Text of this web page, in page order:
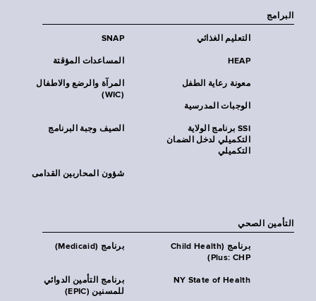
البرامج
SNAP التعليم الغذائي
المساعدات المؤقتة HEAP
المرآة والرضع والاطفال
(WIC)
معونة رعاية الطفل
الوجبات المدرسية
الصيف وجبة البرنامج
SSI برنامج الولاية
التكميلي لدخل الضمان
التكميلي
شؤون المحاربين القدامى
التأمين الصحي
برنامج (Medicaid)
برنامج (Child Health
Plus: CHP)
برنامج التأمين الدوائي
للمسنين (EPIC)
NY State of Health